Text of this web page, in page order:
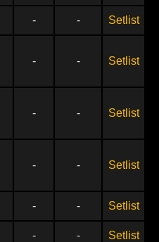
- - Setlist
- - Setlist
- - Setlist
- - Setlist
- - Setlist
- - Setlist